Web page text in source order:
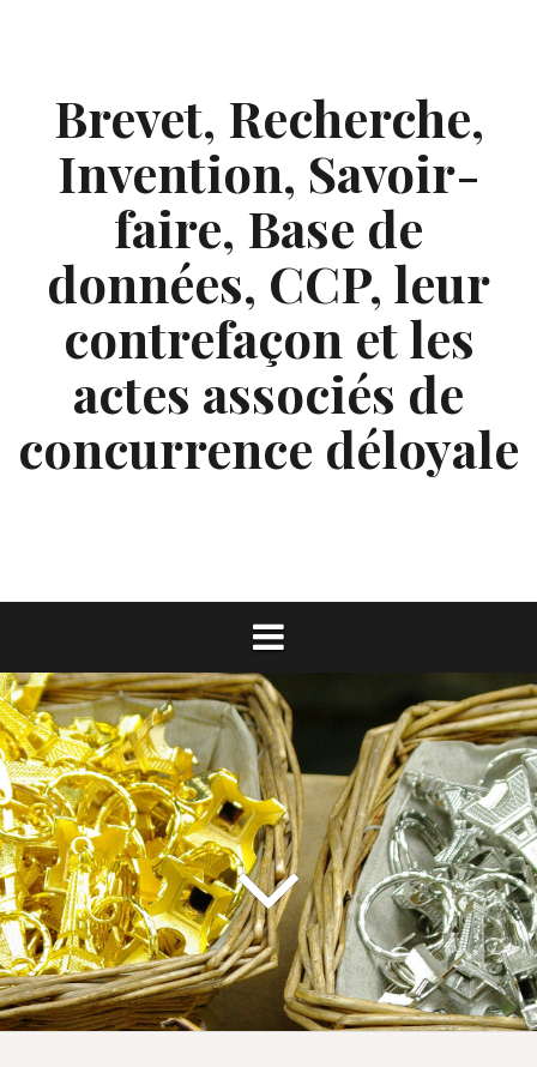
Brevet, Recherche,
Invention, Savoir-
faire, Base de
données, CCP, leur
contrefaçon et les
actes associés de
concurrence déloyale